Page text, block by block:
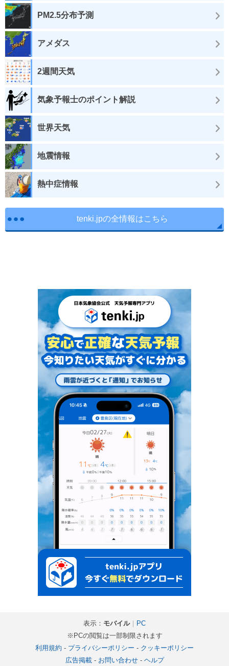
PM2.5分布予測
アメダス
2週間天気
気象予報士のポイント解説
世界天気
地震情報
熱中症情報
tenki.jpの全情報はこちら
表示： モバイル｜ PC
※PCの閲覧は一部制限されます
利用規約 - プライバシーポリシー - クッキーポリシー
広告掲載- お問い合わせ- ヘルプ